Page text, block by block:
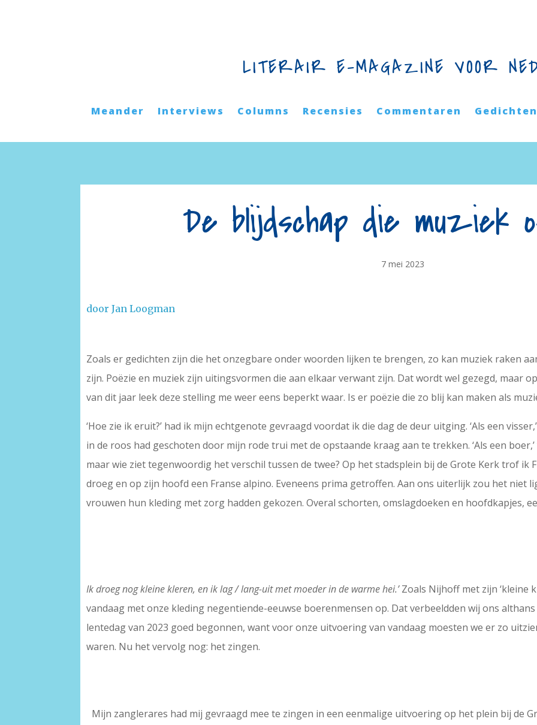
LITERAIR E-MAGAZINE VOOR
Meander Interviews Columns Recensies Commentaren Gedichten
De blijdschap die muziek
7 mei 2023
door Jan Loogman
Zoals er gedichten zijn die het onzegbare onder woorden lijken te brengen, zo kan muziek raken
zijn. Poëzie en muziek zijn uitingsvormen die aan elkaar verwant zijn. Dat wordt wel gezegd, maar
van dit jaar leek deze stelling me weer eens beperkt waar. Is er poëzie die zo blij kan maken als
‘Hoe zie ik eruit?’ had ik mijn echtgenote gevraagd voordat ik die dag de deur uitging. ‘Als een
in de roos had geschoten door mijn rode trui met de opstaande kraag aan te trekken. ‘Als een
maar wie ziet tegenwoordig het verschil tussen de twee? Op het stadsplein bij de Grote Kerk trof ik
droeg en op zijn hoofd een Franse alpino. Eveneens prima getroffen. Aan ons uiterlijk zou het niet
vrouwen hun kleding met zorg hadden gekozen. Overal schorten, omslagdoeken en hoofdkapjes,
Ik droeg nog kleine kleren, en ik lag / lang-uit met moeder in de warme hei.’Zoals Nijhoff met zijn ‘kleine
vandaag met onze kleding negentiende-eeuwse boerenmensen op. Dat verbeeldden wij ons
lentedag van 2023 goed begonnen, want voor onze uitvoering van vandaag moesten we er zo
waren. Nu het vervolg nog: het zingen.
Mijn zanglerares had mij gevraagd mee te zingen in een eenmalige uitvoering op het plein bij de